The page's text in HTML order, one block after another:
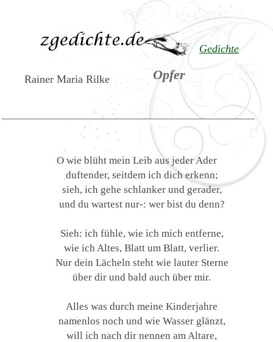
Gedichte
Opfer
Rainer Maria Rilke
O wie blüht mein Leib aus jeder Ader
duftender, seitdem ich dich erkenn;
sieh, ich gehe schlanker und gerader,
und du wartest nur-: wer bist du denn?
Sieh: ich fühle, wie ich mich entferne,
wie ich Altes, Blatt um Blatt, verlier.
Nur dein Lächeln steht wie lauter Sterne
über dir und bald auch über mir.
Alles was durch meine Kinderjahre
namenlos noch und wie Wasser glänzt,
will ich nach dir nennen am Altare,